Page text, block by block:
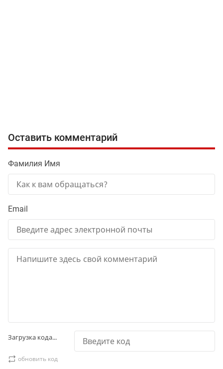
Оставить комментарий
Фамилия Имя
Email
Загрузка кода...
обновить код